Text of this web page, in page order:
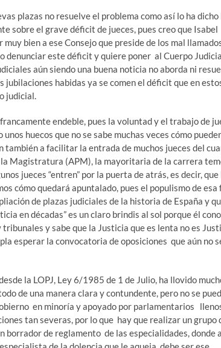
plazas no resuelve el problema como así lo ha dicho
sobre el grave déficit de jueces, pues creo que Isabel
bien a ese Consejo que preside de los mal
denunciar este déficit y quiere poner al Cuerpo
aún siendo una buena noticia no aborda ni
habidas ya se comen el déficit que en
judicial.
endeble, pues la voluntad y el trabajo de
huecos que no se sabe muchas veces cómo
también a facilitar la entrada de muchos jueces del
Magistratura (APM), la mayoritaria de la carrera
jueces “entren” por la puerta de atrás, es decir, que
cómo quedará apuntalado, pues el populismo de esa
de plazas judiciales de la historia de España y
en décadas” es un claro brindis al sol porque él
y sabe que la Justicia que es lenta no es
esperar la convocatoria de oposiciones que aún no
la LOPJ, Ley 6/1985 de 1 de Julio, ha llovido
de una manera clara y contundente, pero no se
en minoría y apoyado por parlamentarios
tan severas, por lo que hay que realizar un grupo
de reglamento de las especialidades, donde